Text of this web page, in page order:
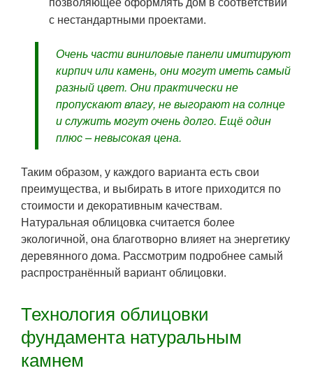
с нестандартными проектами.
Очень части виниловые панели имитируют
кирпич или камень, они могут иметь самый
разный цвет. Они практически не
пропускают влагу, не выгорают на солнце
и служить могут очень долго. Ещё один
плюс – невысокая цена.
Таким образом, у каждого варианта есть свои
преимущества, и выбирать в итоге приходится по
стоимости и декоративным качествам.
Натуральная облицовка считается более
экологичной, она благотворно влияет на энергетику
деревянного дома. Рассмотрим подробнее самый
распространённый вариант облицовки.
Технология облицовки
фундамента натуральным
камнем